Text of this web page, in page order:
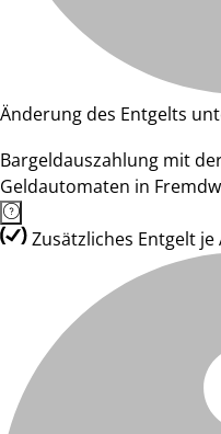
Änderung des Entgelts
Bargeldauszahlung mit
Geldautomaten in
Zusätzliches Entgelt je